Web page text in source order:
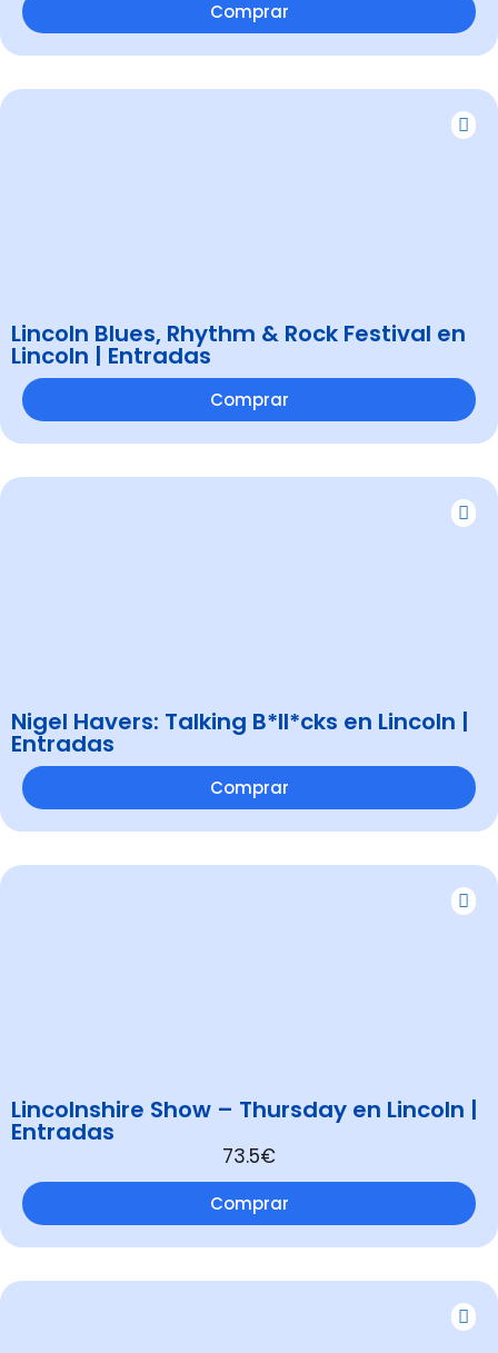
Comprar
Lincoln Blues, Rhythm & Rock Festival en
Lincoln | Entradas
Comprar
Nigel Havers: Talking B*ll*cks en Lincoln |
Entradas
Comprar
Lincolnshire Show – Thursday en Lincoln |
Entradas
73.5€
Comprar